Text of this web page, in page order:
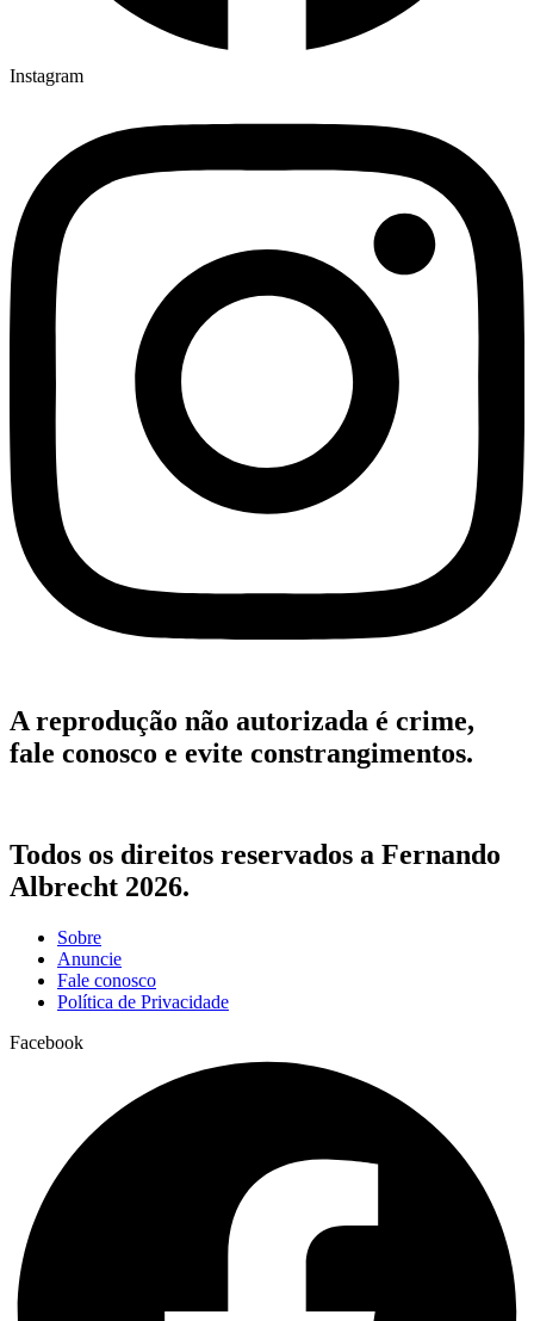
Instagram
A reprodução não autorizada é crime,
fale conosco e evite constrangimentos.
Todos os direitos reservados a Fernando
Albrecht 2026.
Sobre
Anuncie
Fale conosco
Política de Privacidade
Facebook